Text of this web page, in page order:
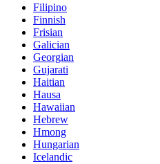
Filipino
Finnish
Frisian
Galician
Georgian
Gujarati
Haitian
Hausa
Hawaiian
Hebrew
Hmong
Hungarian
Icelandic